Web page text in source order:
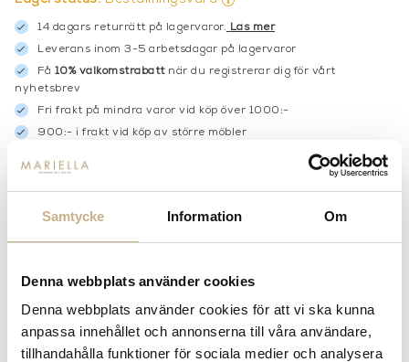
Samtycke Information Om
Denna webbplats använder cookies
Denna webbplats använder cookies för att vi ska kunna
anpassa innehållet och annonserna till våra användare,
tillhandahålla funktioner för sociala medier och analysera
14 dagars returrätt på lagervaror. Läs mer
Leverans inom 3-5 arbetsdagar på lagervaror
Få 10% välkomstrabattnär du registrerar dig för vårt
nyhetsbrev
Fri frakt på mindra varor vid köp över 1000:-
900:- i frakt vid köp av större möbler
FRÅGA OSS OM PRODUKTEN
SPECIFIKATIONER